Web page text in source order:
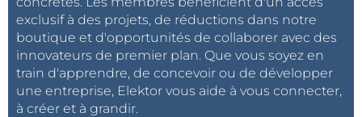
exclusif à des projets, de réductions dans notre
boutique et d'opportunités de collaborer avec des
innovateurs de premier plan. Que vous soyez en
train d'apprendre, de concevoir ou de développer
une entreprise, Elektor vous aide à vous connecter,
à créer et à grandir.